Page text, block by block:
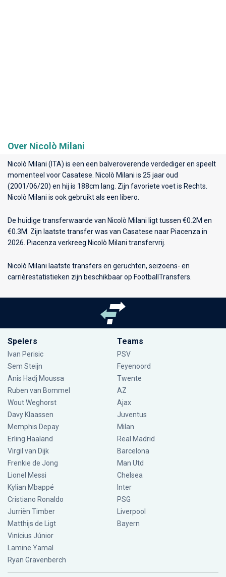
Over Nicolò Milani
Nicolò Milani (ITA) is een een balveroverende verdediger en speelt
momenteel voorCasatese . Nicolò Milani is 25 jaar oud
(2001/06/20) en hij is 188cm lang. Zijn favoriete voet is Rechts.
Nicolò Milani is ook gebruikt als een libero.
De huidige transferwaarde van Nicolò Milani ligt tussen €0.2M en
€0.3M. Zijn laatste transfer was van Casatese naar Piacenza in
2026. Piacenza verkreeg Nicolò Milani transfervrij.
Nicolò Milani laatste transfers en geruchten, seizoens- en
carrièrestatistieken zijn beschikbaar op FootballTransfers.
Spelers
Ivan Perisic
Sem Steijn
Anis Hadj Moussa
Ruben van Bommel
Wout Weghorst
Davy Klaassen
Memphis Depay
Erling Haaland
Virgil van Dijk
Frenkie de Jong
Lionel Messi
Kylian Mbappé
Cristiano Ronaldo
Jurriën Timber
Matthijs de Ligt
Vinícius Júnior
Lamine Yamal
Ryan Gravenberch
Teams
PSV
Feyenoord
Twente
AZ
Ajax
Juventus
Milan
Real Madrid
Barcelona
Man Utd
Chelsea
Inter
PSG
Liverpool
Bayern